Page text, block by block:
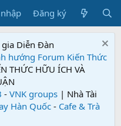
Đăng ký
Diễn Đàn
hướng Forum Kiến Thức
THỨC HỮU ÍCH VÀ
- VNK groups | Nhà Tài
Hàn Quốc - Cafe & Trà